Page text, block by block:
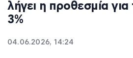
λήγει η προθεσμία
3%
04.06.2026, 14:24